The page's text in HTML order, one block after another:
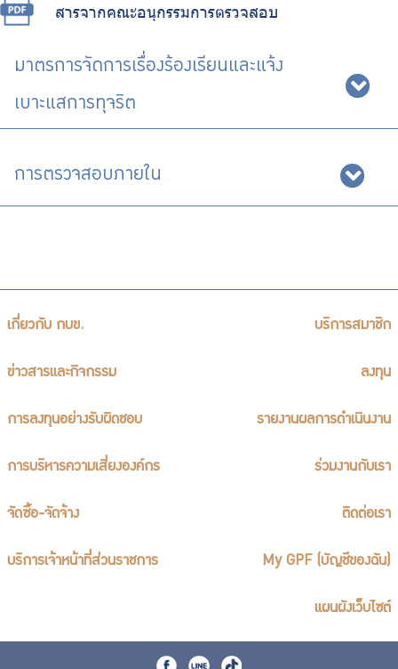
สารจากคณะอนุกรรมการตรวจสอบ
มาตรการจัดการเรื่องร้องเรียนและแจ้ง
เบาะแสการทุจริต
การตรวจสอบภายใน
เกี่ยวกับ กบข. บริการสมาชิก
ข่าวสารและกิจกรรม ลงทุน
การลงทุนอย่างรับผิดชอบ รายงานผลการดำเนินงาน
การบริหารความเสี่ยงองค์กร ร่วมงานกับเรา
จัดซื้อ-จัดจ้าง ติดต่อเรา
บริการเจ้าหน้าที่ส่วนราชการ My GPF (บัญชีของฉัน)
แผนผังเว็บไซต์